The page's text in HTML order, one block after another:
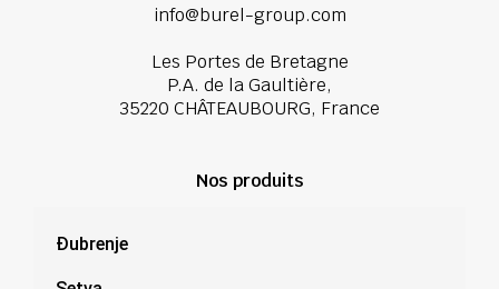
info@burel-group.com
Les Portes de Bretagne
P.A. de la Gaultière,
35220 CHÂTEAUBOURG, France
Nos produits
Đubrenje